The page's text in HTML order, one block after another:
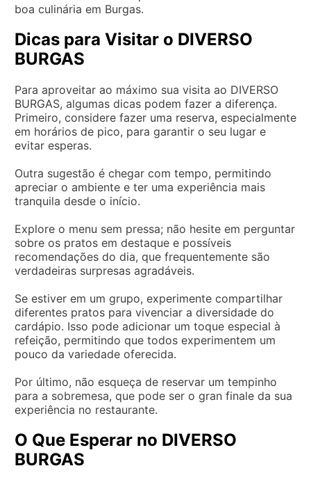
boa culinária em Burgas.
Dicas para Visitar o DIVERSO
BURGAS
Para aproveitar ao máximo sua visita ao DIVERSO
BURGAS, algumas dicas podem fazer a diferença.
Primeiro, considere fazer uma reserva, especialmente
em horários de pico, para garantir o seu lugar e
evitar esperas.
Outra sugestão é chegar com tempo, permitindo
apreciar o ambiente e ter uma experiência mais
tranquila desde o início.
Explore o menu sem pressa; não hesite em perguntar
sobre os pratos em destaque e possíveis
recomendações do dia, que frequentemente são
verdadeiras surpresas agradáveis.
Se estiver em um grupo, experimente compartilhar
diferentes pratos para vivenciar a diversidade do
cardápio. Isso pode adicionar um toque especial à
refeição, permitindo que todos experimentem um
pouco da variedade oferecida.
Por último, não esqueça de reservar um tempinho
para a sobremesa, que pode ser o gran finale da sua
experiência no restaurante.
O Que Esperar no DIVERSO
BURGAS